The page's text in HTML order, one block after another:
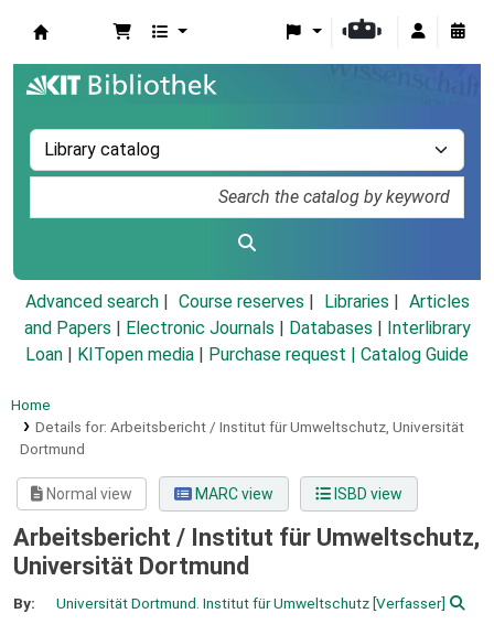
Advanced search Course reserves Libraries
Articles
and Papers
Electronic Journals Databases
Interlibrary
Loan
KITopen media Purchase request | Catalog Guide
Home
Details for: Arbeitsbericht / Institut für Umweltschutz, Universität
Dortmund
Normal view MARC view ISBD view
Arbeitsbericht / Institut für Umweltschutz,
Universität Dortmund
By: Universität Dortmund. Institut für Umweltschutz[Verfasser]